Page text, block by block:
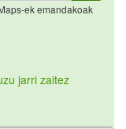
ek emandakoak
jarri zaitez